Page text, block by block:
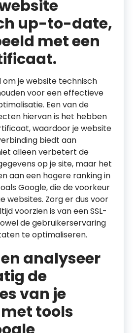
up-to-date,
met een
om je website technisch
voor een effectieve
Een van de
hiervan is het hebben
waardoor je website
biedt aan
alleen verbetert de
op je site, maar het
aan een hogere ranking in
Google, die de voorkeur
websites. Zorg er dus voor
voorzien is van een SSL-
de gebruikerservaring
te optimaliseren.
analyseer
de
van je
tools